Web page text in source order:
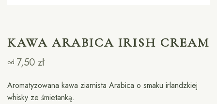
KAWA ARABICA IRISH CREAM
od 7,50zł
Aromatyzowana kawa ziarnista Arabica o smaku irlandzkiej
whisky ze śmietanką.